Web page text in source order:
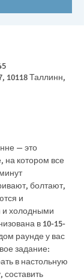
10118 Таллинн,
— это
на котором все
болтают,
и
и холодными
в 10-15-
раунде у вас
задание:
в настольную
составить